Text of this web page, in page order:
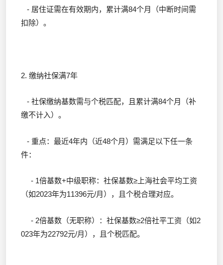
- 居住证需在有效期内，累计满84个月（中断时间需
扣除）。
2. 缴纳社保满7年
- 社保缴纳基数需与个税匹配，且累计满84个月（补
缴不计入）。
- 重点：最近4年内（近48个月）需满足以下任一条
件：
- 1倍基数+中级职称：社保基数≥上海社会平均工资
（如2023年为11396元/月），且个税合理对应。
- 2倍基数（无职称）：社保基数≥2倍社平工资（如2
023年为22792元/月），且个税匹配。